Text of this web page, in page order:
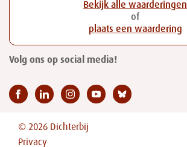
Bekijk alle waarderingen
of
plaats een waardering
Volg ons op social media!
© 2026 Dichterbij
Privacy